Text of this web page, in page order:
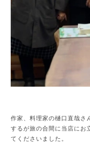
作家、料理家の樋口直哉さ
するが旅の合間に当店にお
てくださいました。